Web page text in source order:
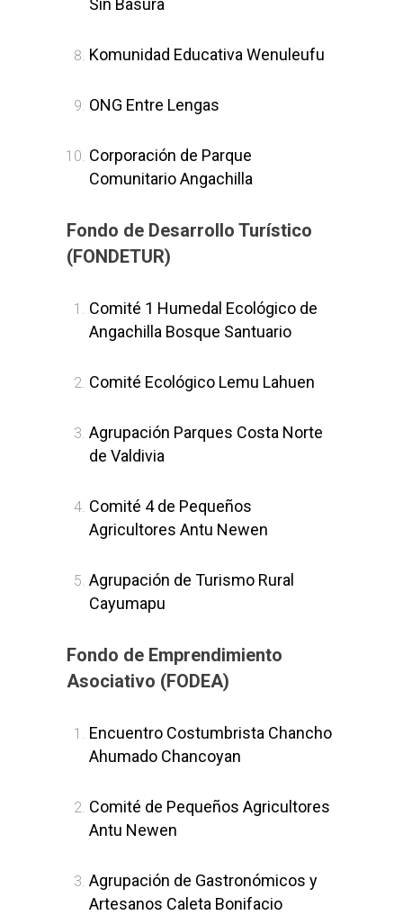
Sin Basura
Komunidad Educativa Wenuleufu
ONG Entre Lengas
Corporación de Parque
Comunitario Angachilla
Fondo de Desarrollo Turístico
(FONDETUR)
Comité 1 Humedal Ecológico de
Angachilla Bosque Santuario
Comité Ecológico Lemu Lahuen
Agrupación Parques Costa Norte
de Valdivia
Comité 4 de Pequeños
Agricultores Antu Newen
Agrupación de Turismo Rural
Cayumapu
Fondo de Emprendimiento
Asociativo (FODEA)
Encuentro Costumbrista Chancho
Ahumado Chancoyan
Comité de Pequeños Agricultores
Antu Newen
Agrupación de Gastronómicos y
Artesanos Caleta Bonifacio